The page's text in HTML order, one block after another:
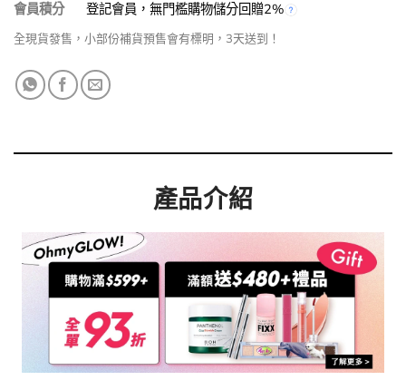
會員積分
登記會員，無門檻購物儲分回贈2%
全現貨發售，小部份補貨預售會有標明，3天送到！
產品介紹